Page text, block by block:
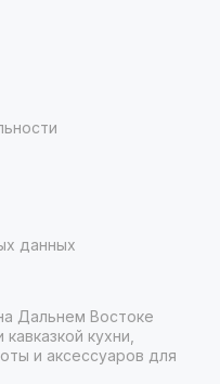
данных
Дальнем Востоке
кухни,
и аксессуаров для